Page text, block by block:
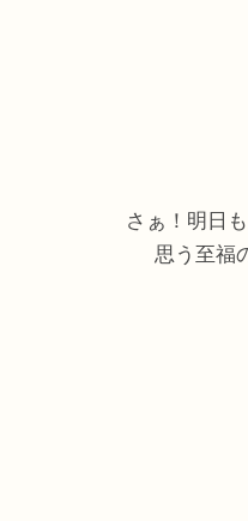
さぁ！明日
思う至福